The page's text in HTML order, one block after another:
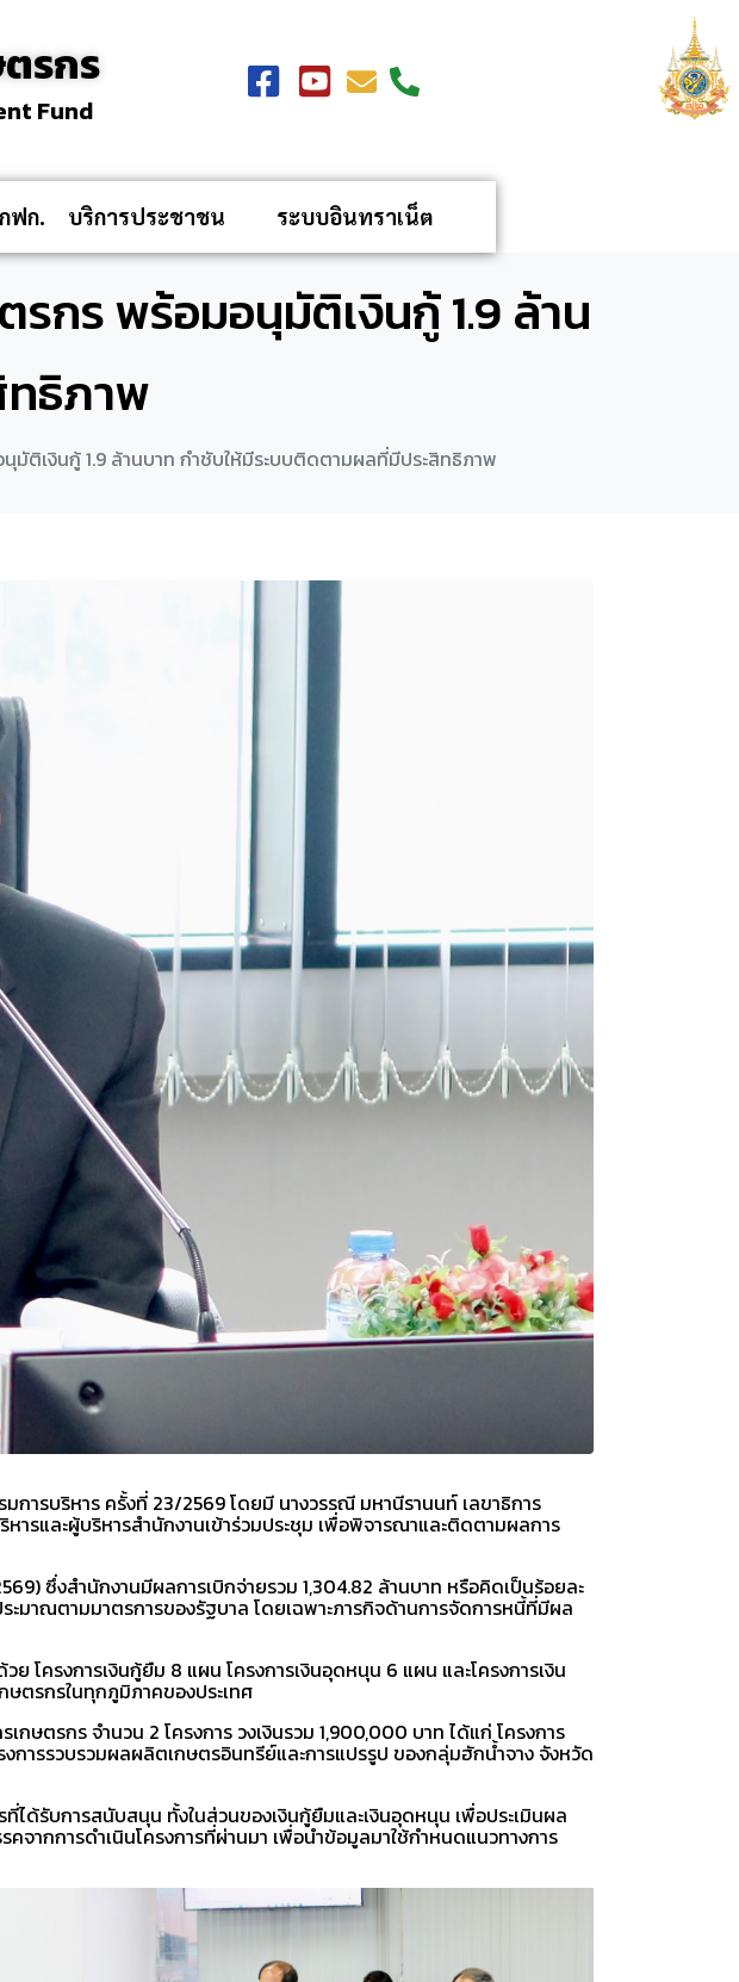
รกร
Fund
ฟก. บริการประชาชน ระบบอินทราเน็ต
กร พร้อมอนุมัติเงินกู้ 1.9 ล้าน
ธิภาพ
ติเงินกู้ 1.9 ล้านบาท กำชับให้มีระบบติดตามผลที่มีประสิทธิภาพ
การบริหาร ครั้งที่ 23/2569 โดยมี นางวรรณี มหานีรานนท์ เลขาธิการ
และผู้บริหารสำนักงานเข้าร่วมประชุม เพื่อพิจารณาและติดตามผลการ
ซึ่งสำนักงานมีผลการเบิกจ่ายรวม 1,304.82 ล้านบาท หรือคิดเป็นร้อยละ
ระมาณตามมาตรการของรัฐบาล โดยเฉพาะภารกิจด้านการจัดการหนี้ที่มีผล
ครงการเงินกู้ยืม 8 แผน โครงการเงินอุดหนุน 6 แผน และโครงการเงิน
ตรกรในทุกภูมิภาคของประเทศ
ษตรกร จำนวน 2 โครงการ วงเงินรวม 1,900,000 บาท ได้แก่ โครงการ
ารรวบรวมผลผลิตเกษตรอินทรีย์และการแปรรูป ของกลุ่มฮักน้ำจาง จังหวัด
ได้รับการสนับสนุน ทั้งในส่วนของเงินกู้ยืมและเงินอุดหนุน เพื่อประเมินผล
ากการดำเนินโครงการที่ผ่านมา เพื่อนำข้อมูลมาใช้กำหนดแนวทางการ